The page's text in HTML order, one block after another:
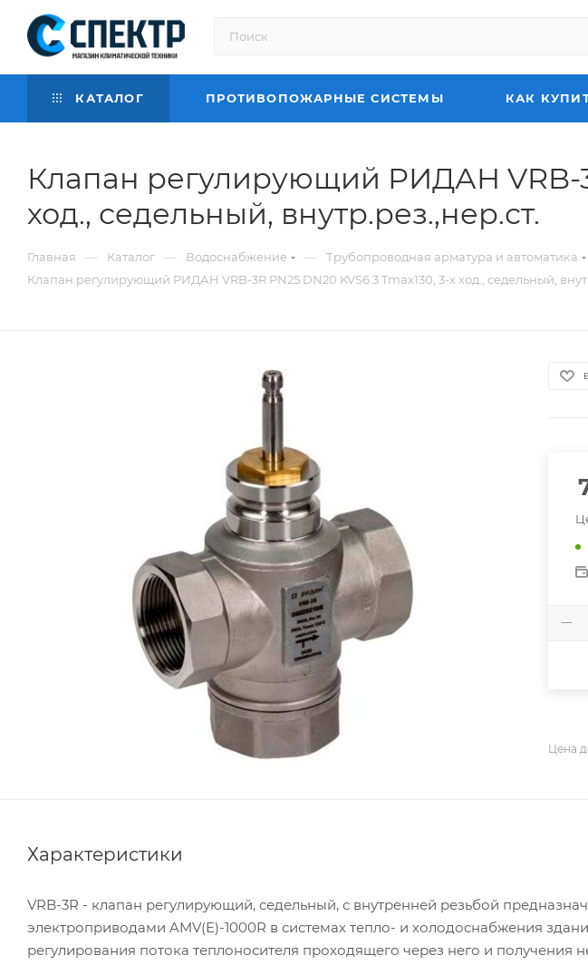
КАТАЛОГ ПРОТИВОПОЖАРНЫЕ СИСТЕМЫ КАК
Клапан регулирующий РИДАН VRB-
ход., седельный, внутр.рез.,нер.ст.
Главная — Каталог — Водоснабжение — Трубопроводная арматура и автоматика
Клапан регулирующий РИДАН VRB-3R PN25 DN20 KVS6.3 Tmax130, 3-х ход., седельный,
Цена
Характеристики
VRB-3R - клапан регулирующий, седельный, с внутренней резьбой
электроприводами AMV(E)-1000R в системах тепло- и холодоснабжения
регулирования потока теплоносителя проходящего через него и получения